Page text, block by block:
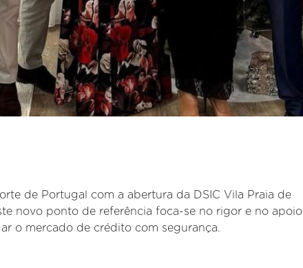
de Portugal com a abertura da DSIC Vila Praia de
novo ponto de referência foca-se no rigor e no apoio
o mercado de crédito com segurança.